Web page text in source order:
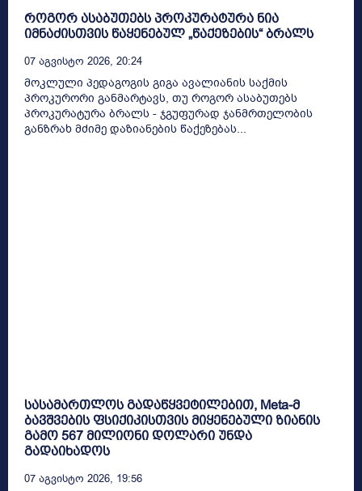
როგორ ასაბუთებს პროკურატურა ნია
იმნაძისთვის წაყენებულ „წაქეზების“ ბრალს
07 Აგვისტო 2026, 20:24
მოკლული პედაგოგის გიგა ავალიანის საქმის
პროკურორი განმარტავს, თუ როგორ ასაბუთებს
პროკურატურა ბრალს - ჯგუფურად ჯანმრთელობის
განზრახ მძიმე დაზიანების წაქეზებას...
სასამართლოს გადაწყვეტილებით, Meta-მ
ბავშვების ფსიქიკისთვის მიყენებული ზიანის
გამო 567 მილიონი დოლარი უნდა
გადაიხადოს
07 Აგვისტო 2026, 19:56